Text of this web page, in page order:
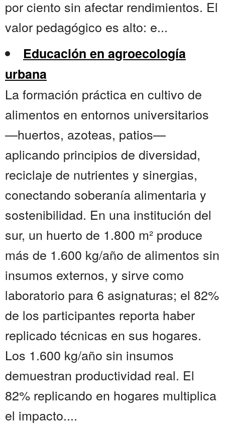
por ciento sin afectar rendimientos. El
valor pedagógico es alto: e...
Educación en agroecología
urbana
La formación práctica en cultivo de
alimentos en entornos universitarios
—huertos, azoteas, patios—
aplicando principios de diversidad,
reciclaje de nutrientes y sinergias,
conectando soberanía alimentaria y
sostenibilidad. En una institución del
sur, un huerto de 1.800 m² produce
más de 1.600 kg/año de alimentos sin
insumos externos, y sirve como
laboratorio para 6 asignaturas; el 82%
de los participantes reporta haber
replicado técnicas en sus hogares.
Los 1.600 kg/año sin insumos
demuestran productividad real. El
82% replicando en hogares multiplica
el impacto....